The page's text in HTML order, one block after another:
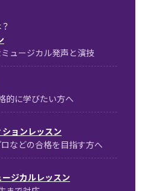
ュージカル発声と演技
的に学びたい方へ
ョンレッスン
などの合格を目指す方へ
ジカルレッスン